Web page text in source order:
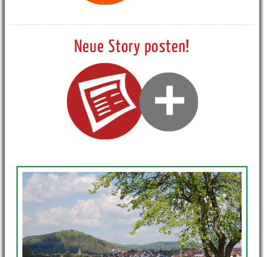
Neue Story posten!